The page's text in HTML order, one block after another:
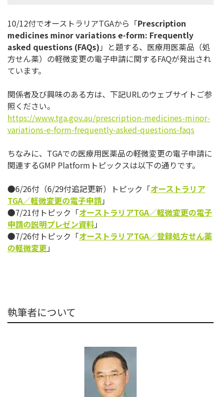
10/12付でオーストラリアTGAから「Prescription
medicines minor variations e-form: Frequently
asked questions (FAQs) 」と題する、医療用医薬品（処
方せん薬） の軽微変更の電子申請に関するFAQが発出され
ています。
関係者及び興味のある方は、下記URLのウェブサイトご参
照ください。
https://www.tga.gov.au/prescription-medicines-minor-
variations-e-form-frequently-asked-questions-faqs
ちなみに、TGAでの医療用医薬品の軽微変更の電子申請に
関連するGMP Platformトピックスは以下の通りです。
●6/26付（6/29付追記更新）トピック「オーストラリア
TGA／軽微変更の電子申請」
●7/21付トピック「オーストラリアTGA／軽微変更の電子
申請の説明プレゼン資料」
●7/26付トピック「オーストラリアTGA／登録処方せん薬
の軽微変更」
執筆者について